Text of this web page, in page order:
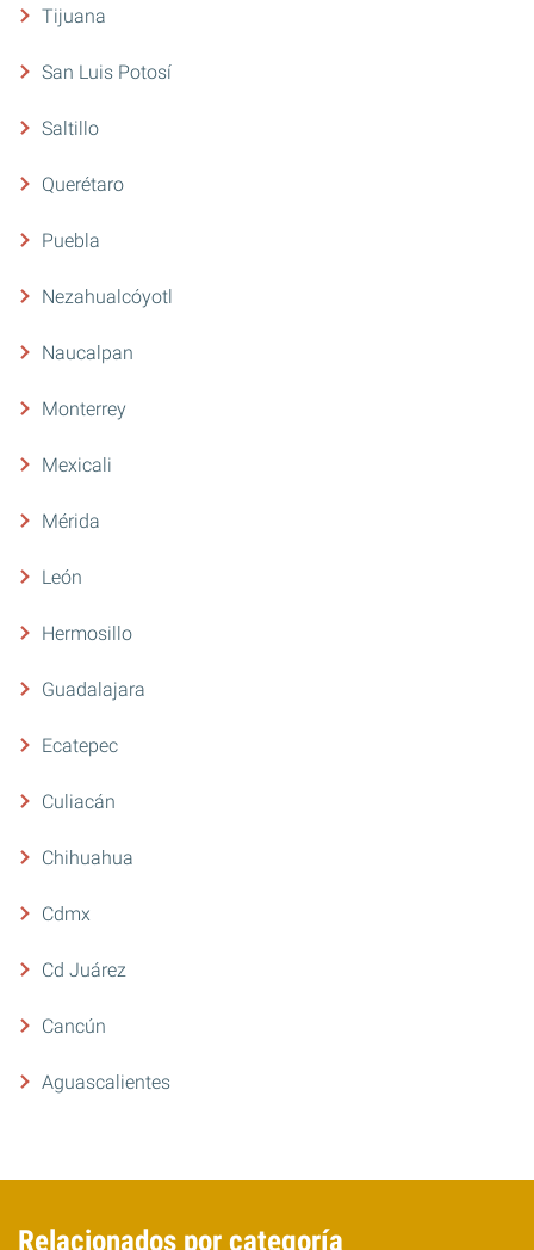
Tijuana
San Luis Potosí
Saltillo
Querétaro
Puebla
Nezahualcóyotl
Naucalpan
Monterrey
Mexicali
Mérida
León
Hermosillo
Guadalajara
Ecatepec
Culiacán
Chihuahua
Cdmx
Cd Juárez
Cancún
Aguascalientes
Relacionados por categoría